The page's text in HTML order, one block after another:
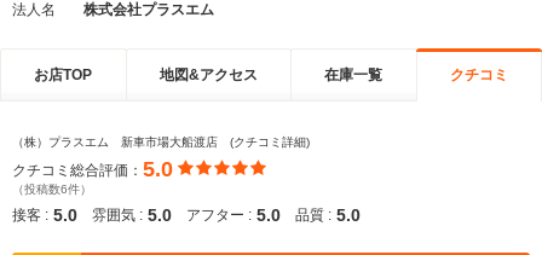
法人名
株式会社プラスエム
お店TOP 地図&アクセス 在庫一覧 クチコミ
（株）プラスエム 新車市場大船渡店 (クチコミ詳細)
クチコミ総合評価： 5.0
（投稿数6件）
接客 : 5.0 雰囲気 : 5.0 アフター : 5.0 品質 : 5.0